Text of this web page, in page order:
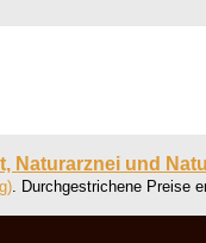
Naturarznei und
. Durchgestrichene Preise